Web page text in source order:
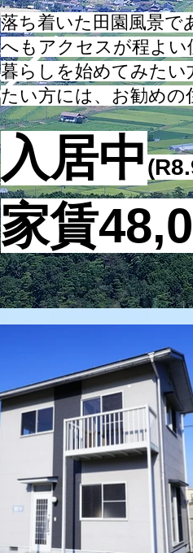
落ち着いた田園風景で
へもアクセスが程よ
暮らしを始めてみた
たい方には、お勧めの
入居中(
家賃